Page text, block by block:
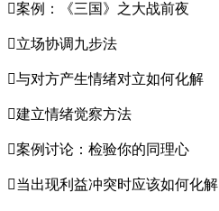
案例：《三国》之大战前夜
立场协调九步法
与对方产生情绪对立如何化解
建立情绪觉察方法
案例讨论：检验你的同理心
当出现利益冲突时应该如何化解